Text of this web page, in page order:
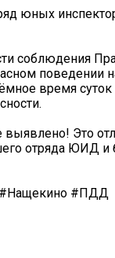
юных
соблюдения
поведении
время суток
Это
отряда ЮИД и
#Нащекино #ПДД